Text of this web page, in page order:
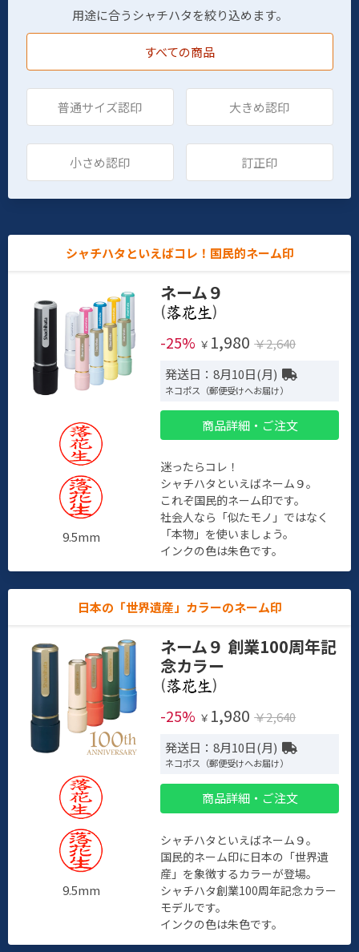
用途に合うシャチハタを絞り込めます。
すべての商品
普通サイズ認印 大きめ認印
小さめ認印 訂正印
シャチハタといえばコレ！国民的ネーム印
9.5mm
ネーム９
(
)
-25% ￥ 1,980 ￥2,640
発送日：8月10日(月)
ネコポス（郵便受けへお届け）
商品詳細・ご注文
迷ったらコレ！
シャチハタといえばネーム９。
これぞ国民的ネーム印です。
社会人なら「似たモノ」ではなく
「本物」を使いましょう。
インクの色は朱色です。
日本の「世界遺産」カラーのネーム印
9.5mm
ネーム９ 創業100周年記
念カラー
(
)
-25% ￥ 1,980 ￥2,640
発送日：8月10日(月)
ネコポス（郵便受けへお届け）
商品詳細・ご注文
シャチハタといえばネーム９。
国民的ネーム印に日本の「世界遺
産」を象徴するカラーが登場。
シャチハタ創業100周年記念カラー
モデルです。
インクの色は朱色です。